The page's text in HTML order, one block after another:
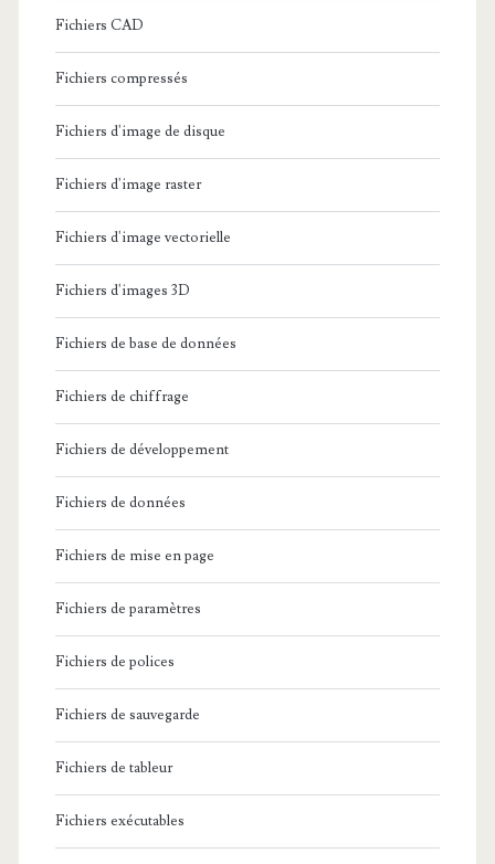
Fichiers CAD
Fichiers compressés
Fichiers d'image de disque
Fichiers d'image raster
Fichiers d'image vectorielle
Fichiers d'images 3D
Fichiers de base de données
Fichiers de chiffrage
Fichiers de développement
Fichiers de données
Fichiers de mise en page
Fichiers de paramètres
Fichiers de polices
Fichiers de sauvegarde
Fichiers de tableur
Fichiers exécutables